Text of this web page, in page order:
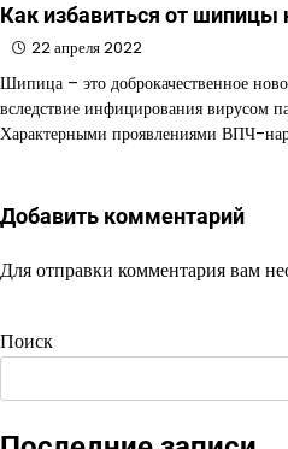
Как избавиться от шипицы
22 апреля 2022
Шипица – это доброкачественное
вследствие инфицирования вирусом
Характерными проявлениями ВПЧ-
Добавить комментарий
Для отправки комментария вам
Поиск